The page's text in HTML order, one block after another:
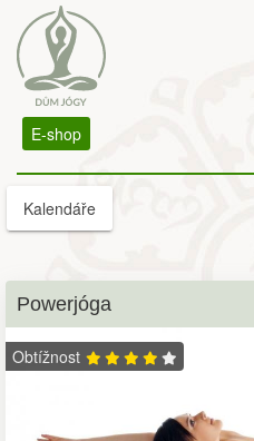
E-shop
Kalendáře
Powerjóga
Obtížnost